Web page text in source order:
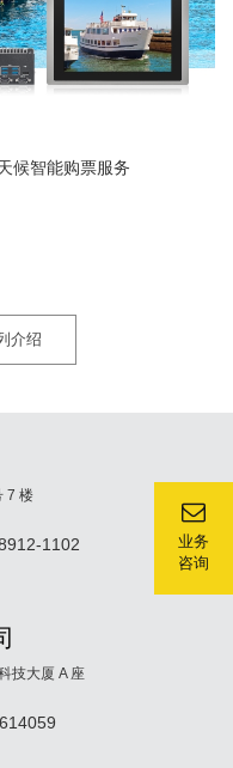
业务
咨询
候智能购票服务
介绍
7 楼
1102
技大厦 A 座